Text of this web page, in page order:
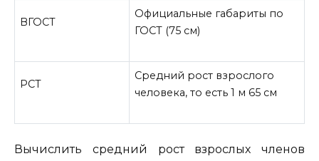
ВГОСТ
Официальные габариты по
ГОСТ (75 см)
РСТ
Средний рост взрослого
человека, то есть 1 м 65 см
Вычислить средний рост взрослых членов